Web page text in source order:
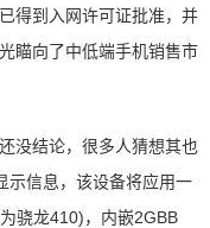
得到入网许可证批准，并
瞄向了中低端手机销售市
没结论，很多人猜想其也
示信息，该设备将应用一
骁龙410)，内嵌2GBB